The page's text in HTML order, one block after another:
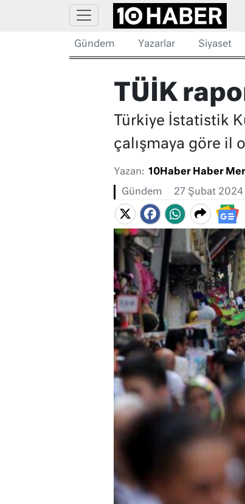
Gündem Yazarlar Siyaset
TÜİK
Türkiye İstatistik
çalışmaya göre il
Yazan: 10Haber Haber
Gündem 27 Şubat 2024